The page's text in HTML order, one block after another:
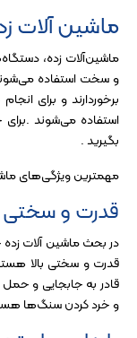
ماشین آلات
ماشین‌آلات زده،
و سخت استفاده
برخوردارند و برای
استفاده می‌شوند .برای
بگیرید .
مهمترین ویژگی‌های
قدرت و سختی
در بحث ماشین آلات
قدرت و سختی بالا
قادر به جابجایی و
و خرد کردن سنگ‌ها